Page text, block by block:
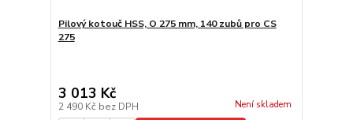
Pilový kotouč HSS, O 275 mm, 140 zubů pro CS
275
3 013 Kč
2 490 Kč bez DPH Není skladem